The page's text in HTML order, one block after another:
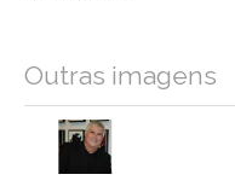
Outras imagens